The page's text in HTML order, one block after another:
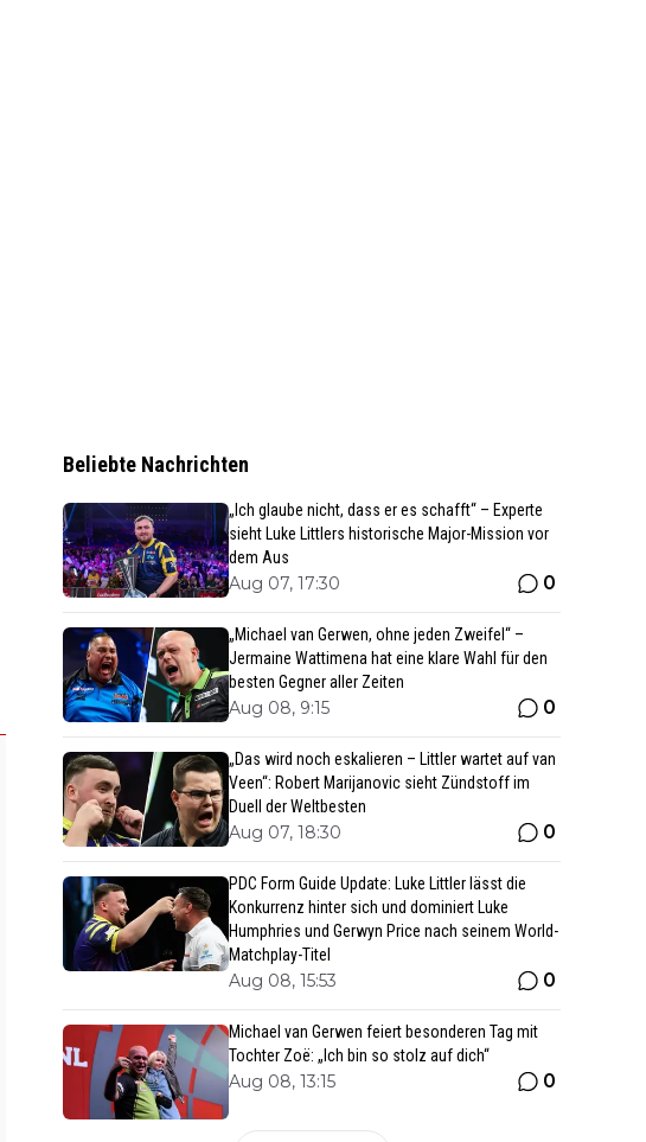
Beliebte Nachrichten
„Ich glaube nicht, dass er es schafft“ – Experte
sieht Luke Littlers historische Major-Mission vor
dem Aus
Aug 07, 17:30 0
„Michael van Gerwen, ohne jeden Zweifel“ –
Jermaine Wattimena hat eine klare Wahl für den
besten Gegner aller Zeiten
Aug 08, 9:15 0
„Das wird noch eskalieren – Littler wartet auf van
Veen“: Robert Marijanovic sieht Zündstoff im
Duell der Weltbesten
Aug 07, 18:30 0
PDC Form Guide Update: Luke Littler lässt die
Konkurrenz hinter sich und dominiert Luke
Humphries und Gerwyn Price nach seinem World-
Matchplay-Titel
Aug 08, 15:53 0
Michael van Gerwen feiert besonderen Tag mit
Tochter Zoë: „Ich bin so stolz auf dich“
Aug 08, 13:15 0